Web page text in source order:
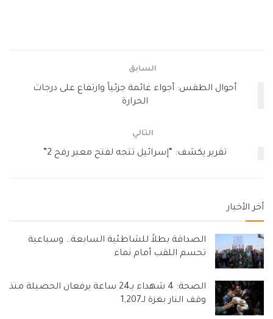
السابق
أحوال الطقس: أجواء غائمة جزئياً وارتفاع على درجات
الحرارة
التالي
تقرير يكشف: “إسرائيل تتجه لفتح معبر رفح 2”
أخر الأخبار
الصداقة بطلاً للشاطئية السابعة.. وسباعية
تحسم اللقب أمام نماء
الصحة: 4 شهداء بـ24 ساعة يرفعان الحصيلة منذ
وقف النار بغزة لـ1,207